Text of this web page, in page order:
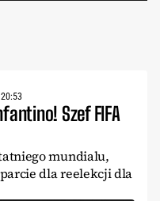
Szef FIFA
mundialu,
dla reelekcji dla